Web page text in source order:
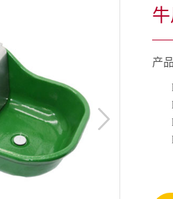
产
l
l
l
l